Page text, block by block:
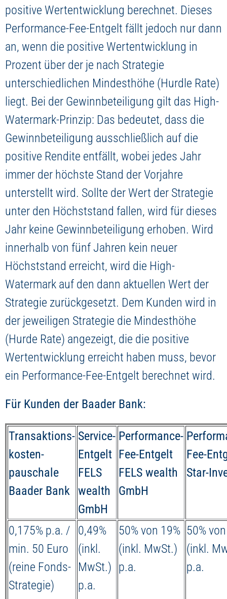
positive Wertentwicklung berechnet. Dieses
Performance-Fee-Entgelt fällt jedoch nur dann
an, wenn die positive Wertentwicklung in
Prozent über der je nach Strategie
unterschiedlichen Mindesthöhe (Hurdle Rate)
liegt. Bei der Gewinnbeteiligung gilt das High-
Watermark-Prinzip: Das bedeutet, dass die
Gewinnbeteiligung ausschließlich auf die
positive Rendite entfällt, wobei jedes Jahr
immer der höchste Stand der Vorjahre
unterstellt wird. Sollte der Wert der Strategie
unter den Höchststand fallen, wird für dieses
Jahr keine Gewinnbeteiligung erhoben. Wird
innerhalb von fünf Jahren kein neuer
Höchststand erreicht, wird die High-
Watermark auf den dann aktuellen Wert der
Strategie zurückgesetzt. Dem Kunden wird in
der jeweiligen Strategie die Mindesthöhe
(Hurde Rate) angezeigt, die die positive
Wertentwicklung erreicht haben muss, bevor
ein Performance-Fee-Entgelt berechnet wird.
Für Kunden der Baader Bank:
Transaktions-
kosten-
pauschale
Baader Bank
Service-
Entgelt
FELS
wealth
GmbH
Performance-
Fee-Entgelt
FELS wealth
GmbH
Fee-
Star-
0,175% p.a. /
min. 50 Euro
(reine Fonds-
Strategie)
0,49%
(inkl.
MwSt.)
p.a.
50% von 19%
(inkl. MwSt.)
p.a.
50%
(inkl.
p.a.